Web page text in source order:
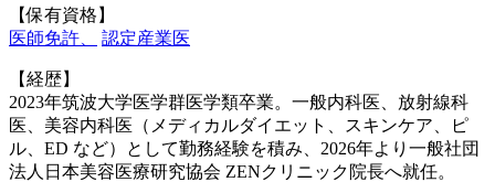
【保有資格】
医師免許、
認定産業医
【経歴】
2023年筑波大学医学群医学類卒業。一般内科医、放射線科
医、美容内科医（メディカルダイエット、スキンケア、ピ
ル、ED など）として勤務経験を積み、2026年より一般社団
法人日本美容医療研究協会 ZENクリニック院長へ就任。